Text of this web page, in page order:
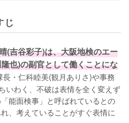
じ
(吉谷彩子)は、大阪地検のエー
也)の副官として働くことにな
長・仁科睦美(観月ありさ)や事務
いわく、不破は表情を全く変えず
能面検事」と呼ばれているとの
、考えていることがすぐ表情に